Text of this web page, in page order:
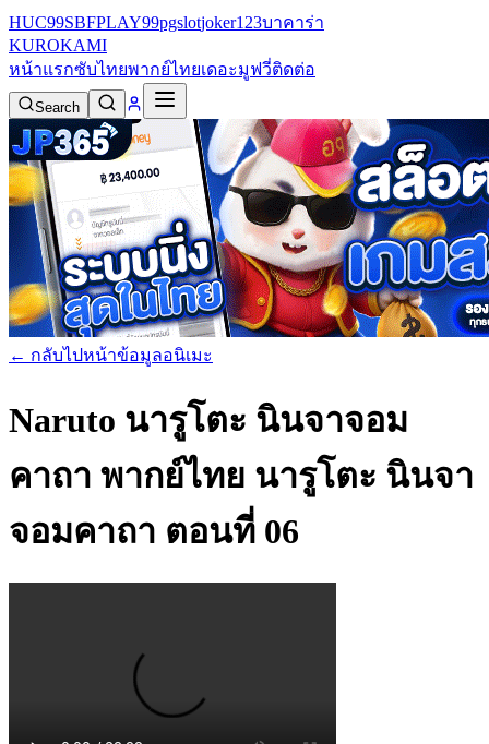
HUC99SBFPLAY99pgslotjoker123บาคาร่า
KUROKAMI
หน้าแรกซับไทยพากย์ไทยเดอะมูฟวี่ติดต่อ
Search
← กลับไปหน้าข้อมูลอนิเมะ
Naruto นารูโตะ นินจาจอม
คาถา พากย์ไทย นารูโตะ นินจา
จอมคาถา ตอนที่ 06